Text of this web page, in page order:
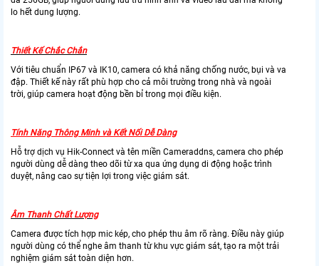
lo hết dung lượng.
Thiết Kế Chắc Chắn
Với tiêu chuẩn IP67 và IK10, camera có khả năng chống nước, bụi và va
đập. Thiết kế này rất phù hợp cho cả môi trường trong nhà và ngoài
trời, giúp camera hoạt động bền bỉ trong mọi điều kiện.
Tính Năng Thông Minh và Kết Nối Dễ Dàng
Hỗ trợ dịch vụ Hik-Connect và tên miền Cameraddns, camera cho phép
người dùng dễ dàng theo dõi từ xa qua ứng dụng di động hoặc trình
duyệt, nâng cao sự tiện lợi trong việc giám sát.
Âm Thanh Chất Lượng
Camera được tích hợp mic kép, cho phép thu âm rõ ràng. Điều này giúp
người dùng có thể nghe âm thanh từ khu vực giám sát, tạo ra một trải
nghiệm giám sát toàn diện hơn.